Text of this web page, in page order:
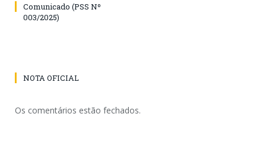
Comunicado (PSS Nº
003/2025)
NOTA OFICIAL
Os comentários estão fechados.